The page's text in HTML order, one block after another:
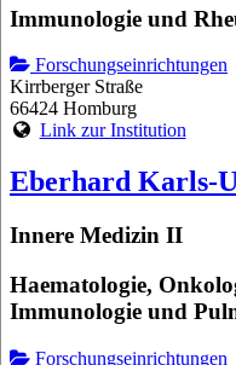
Immunologie und
Forschungseinrichtungen
Kirrberger Straße
66424 Homburg
Link zur Institution
Eberhard Karls-
Innere Medizin II
Haematologie,
Immunologie und
Forschungseinrichtungen